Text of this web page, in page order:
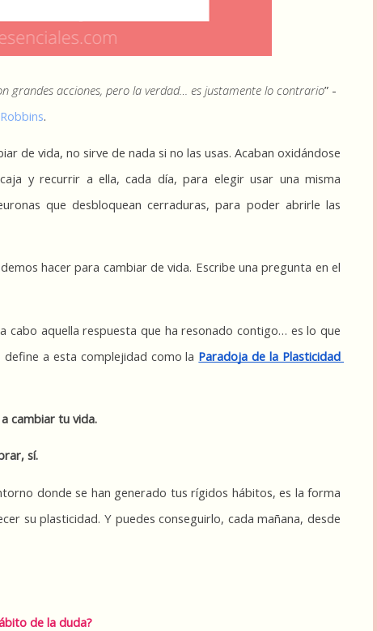
grandes acciones, pero la verdad… es justamente lo contrario
.
de vida, no sirve de nada si no las usas. Acaban oxidándose
y recurrir a ella, cada día, para elegir usar una misma
que desbloquean cerraduras, para poder abrirle las
hacer para cambiar de vida. Escribe una pregunta en el
cabo aquella respuesta que ha resonado contigo… es lo que
a esta complejidad como la Paradoja de la Plasticidad
cambiar tu vida.
sí.
donde se han generado tus rígidos hábitos, es la forma
su plasticidad. Y puedes conseguirlo, cada mañana, desde
de la duda?